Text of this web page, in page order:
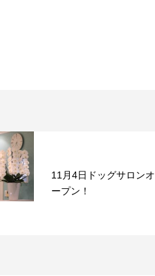
11月4日ドッグサロンオ
ープン！